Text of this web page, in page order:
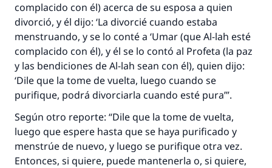
complacido con él) acerca de su esposa a quien
divorció, y él dijo: ‘La divorcié cuando estaba
menstruando, y se lo conté a ‘Umar (que Al-lah esté
complacido con él), y él se lo contó al Profeta (la paz
y las bendiciones de Al-lah sean con él), quien dijo:
‘Dile que la tome de vuelta, luego cuando se
purifique, podrá divorciarla cuando esté pura’”.
Según otro reporte: “Dile que la tome de vuelta,
luego que espere hasta que se haya purificado y
menstrúe de nuevo, y luego se purifique otra vez.
Entonces, si quiere, puede mantenerla o, si quiere,